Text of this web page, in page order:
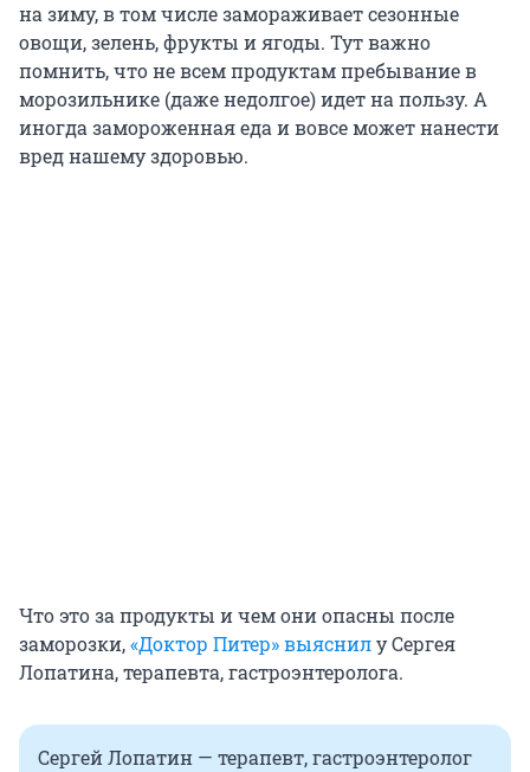
на зиму, в том числе замораживает сезонные
овощи, зелень, фрукты и ягоды. Тут важно
помнить, что не всем продуктам пребывание в
морозильнике (даже недолгое) идет на пользу. А
иногда замороженная еда и вовсе может нанести
вред нашему здоровью.
Что это за продукты и чем они опасны после
заморозки,«Доктор Питер» выяснилу Сергея
Лопатина, терапевта, гастроэнтеролога.
Сергей Лопатин — терапевт, гастроэнтеролог